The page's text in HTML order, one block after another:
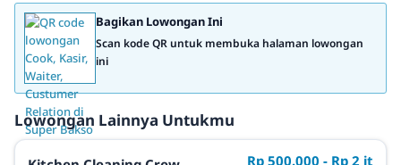
Bagikan Lowongan Ini
Scan kode QR untuk membuka halaman lowongan
ini
Lowongan Lainnya Untukmu
Rp 500.000 - Rp 2 jt